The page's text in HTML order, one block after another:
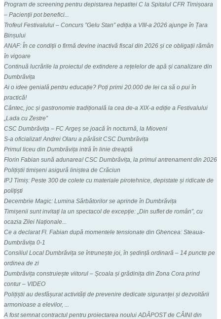
Program de screening pentru depistarea hepatitei C la Spitalul CFR Timișoara
– Pacienții pot benefici...
Trofeul Festivalului – Concurs ”Gelu Stan” ediția a VIII-a 2026 ajunge în Țara
Binșului
ANAF: În ce condiții o firmă devine inactivă fiscal din 2026 și ce obligații rămân
în vigoare
Continuă lucrările la proiectul de extindere a rețelelor de apă și canalizare din
Dumbrăvița
Ai o idee genială pentru educație? Poți primi 20.000 de lei ca să o pui în
practică!
Cântec, joc și gastronomie tradițională la cea de-a XIX-a ediție a Festivalului
„Lada cu Zestre”
CSC Dumbrăvița – FC Argeș se joacă în nocturnă, la Mioveni
S-a oficializat! Andrei Olaru a părăsit CSC Dumbrăvița
Primul liceu din Dumbrăvița intră în linie dreaptă
Florin Fabian sună adunarea! CSC Dumbrăvița, la primul antrenament din 2026
Polițiștii timișeni asigură liniștea de Crăciun
IPJ Timiș: Peste 300 de colete cu materiale pirotehnice, depistate și ridicate de
polițiști
Decembrie Magic: Lumina Sărbătorilor se aprinde în Dumbrăvița
Timișenii sunt invitați la un spectacol de excepție: „Din suflet de român”, cu
ocazia Zilei Naționale...
Ce a declarat Fl. Fabian după momentele tensionate din Ghencea: Steaua-
Dumbrăvița 0-1
Consiliul Local Dumbrăvița se întrunește joi, în ședință ordinară – 14 puncte pe
ordinea de zi
Dumbrăvița construiește viitorul – Școala și grădinița din Zona Cora prind
contur – VIDEO
Polițiștii au desfășurat activități de prevenire dedicate siguranței și dezvoltării
armonioase a elevilor, ...
A fost semnat contractul pentru proiectarea noului ADĂPOST de CÂINI din